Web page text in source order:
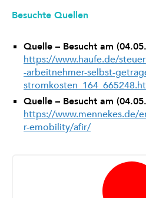
Besuchte Quellen
Quelle – Besucht am
https://www.haufe.de/
-arbeitnehmer-selbst-
Quelle – Besucht am
https://www.mennekes.de/
r-emobility/afir/